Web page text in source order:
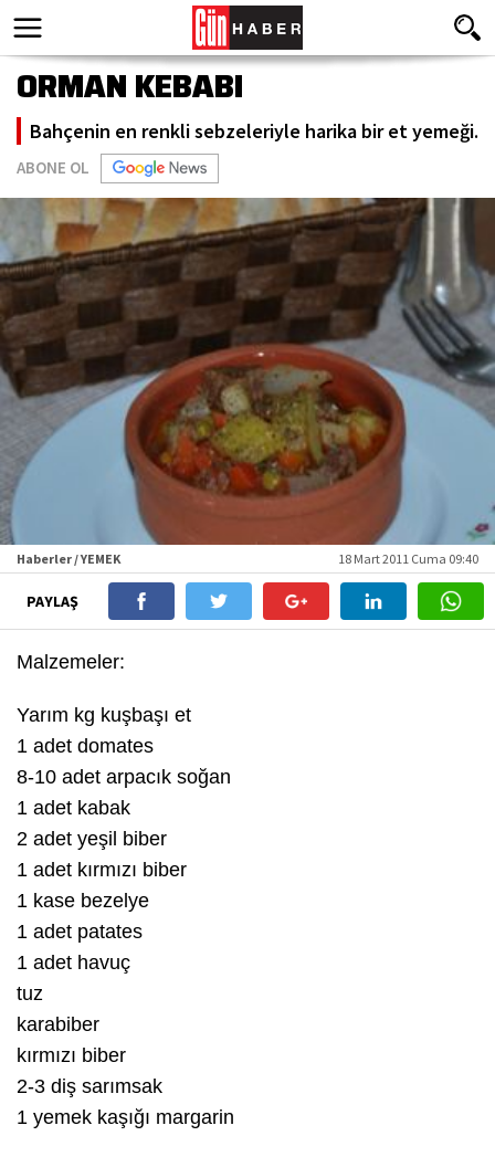
ORMAN KEBABI
Bahçenin en renkli sebzeleriyle harika bir et yemeği.
ABONE OL
Haberler / YEMEK 18 Mart 2011 Cuma 09:40
PAYLAŞ
Malzemeler:
Yarım kg kuşbaşı et
1 adet domates
8-10 adet arpacık soğan
1 adet kabak
2 adet yeşil biber
1 adet kırmızı biber
1 kase bezelye
1 adet patates
1 adet havuç
tuz
karabiber
kırmızı biber
2-3 diş sarımsak
1 yemek kaşığı margarin